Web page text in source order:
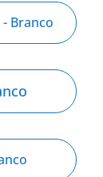
Branco